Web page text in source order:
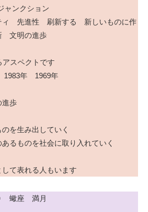
ンクション
ィ 先進性 刷新する 新しいものに作
文明の進歩
スペクトです
年 1969年
歩
のを生み出していく
るものを社会に取り入れていく
て表れる人もいます
蠍座 満月